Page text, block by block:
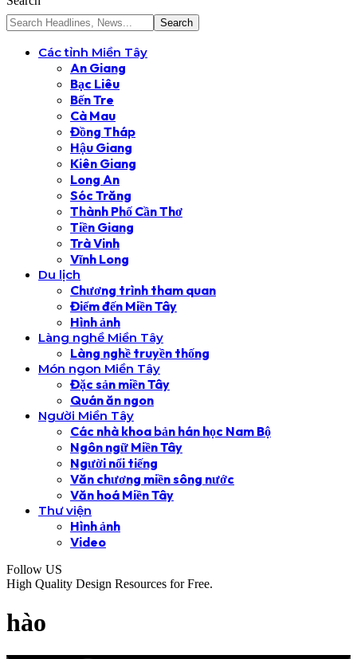
Các tỉnh Miền Tây
An Giang
Bạc Liêu
Bến Tre
Cà Mau
Đồng Tháp
Hậu Giang
Kiên Giang
Long An
Sóc Trăng
Thành Phố Cần Thơ
Tiền Giang
Trà Vinh
Vĩnh Long
Du lịch
Chương trình tham quan
Điểm đến Miền Tây
Hình ảnh
Làng nghề Miền Tây
Làng nghề truyền thống
Món ngon Miền Tây
Đặc sản miền Tây
Quán ăn ngon
Người Miền Tây
Các nhà khoa bản hán học Nam Bộ
Ngôn ngữ Miền Tây
Người nổi tiếng
Văn chương miền sông nước
Văn hoá Miền Tây
Thư viện
Hình ảnh
Video
Follow US
High Quality Design Resources for Free.
hào